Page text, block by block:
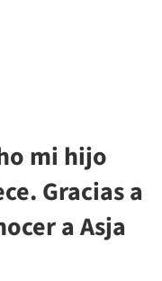
mi hijo
Gracias a
a Asja